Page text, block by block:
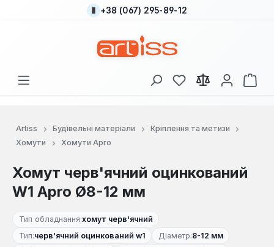
Перейти до основного вмісту
+38 (067) 295-89-12
У вас є 0 у списку
Artiss Будівельні матеріали
Кріплення та метизи
Хомути
Хомути Apro
Хомут черв'ячний оцинкований
W1 Apro Ø8-12 мм
Тип обладнання:хомут черв'ячний
Тип:черв'ячний оцинкований w1 Діаметр:8-12 мм